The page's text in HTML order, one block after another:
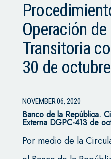
Operación
Transitoria
30 de
NOVEMBER 06, 2020
Banco de la República.
Externa DGPC-413 de
Por medio de la